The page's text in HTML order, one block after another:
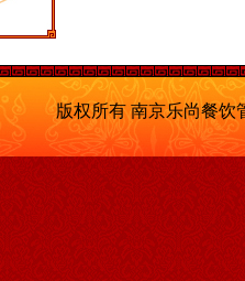
版权所有 南京乐尚餐